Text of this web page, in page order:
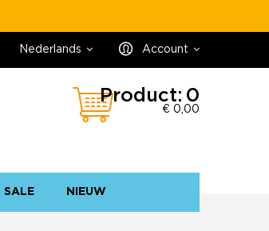
Account
Nederlands
Product: 0
€ 0,00
SALE NIEUW